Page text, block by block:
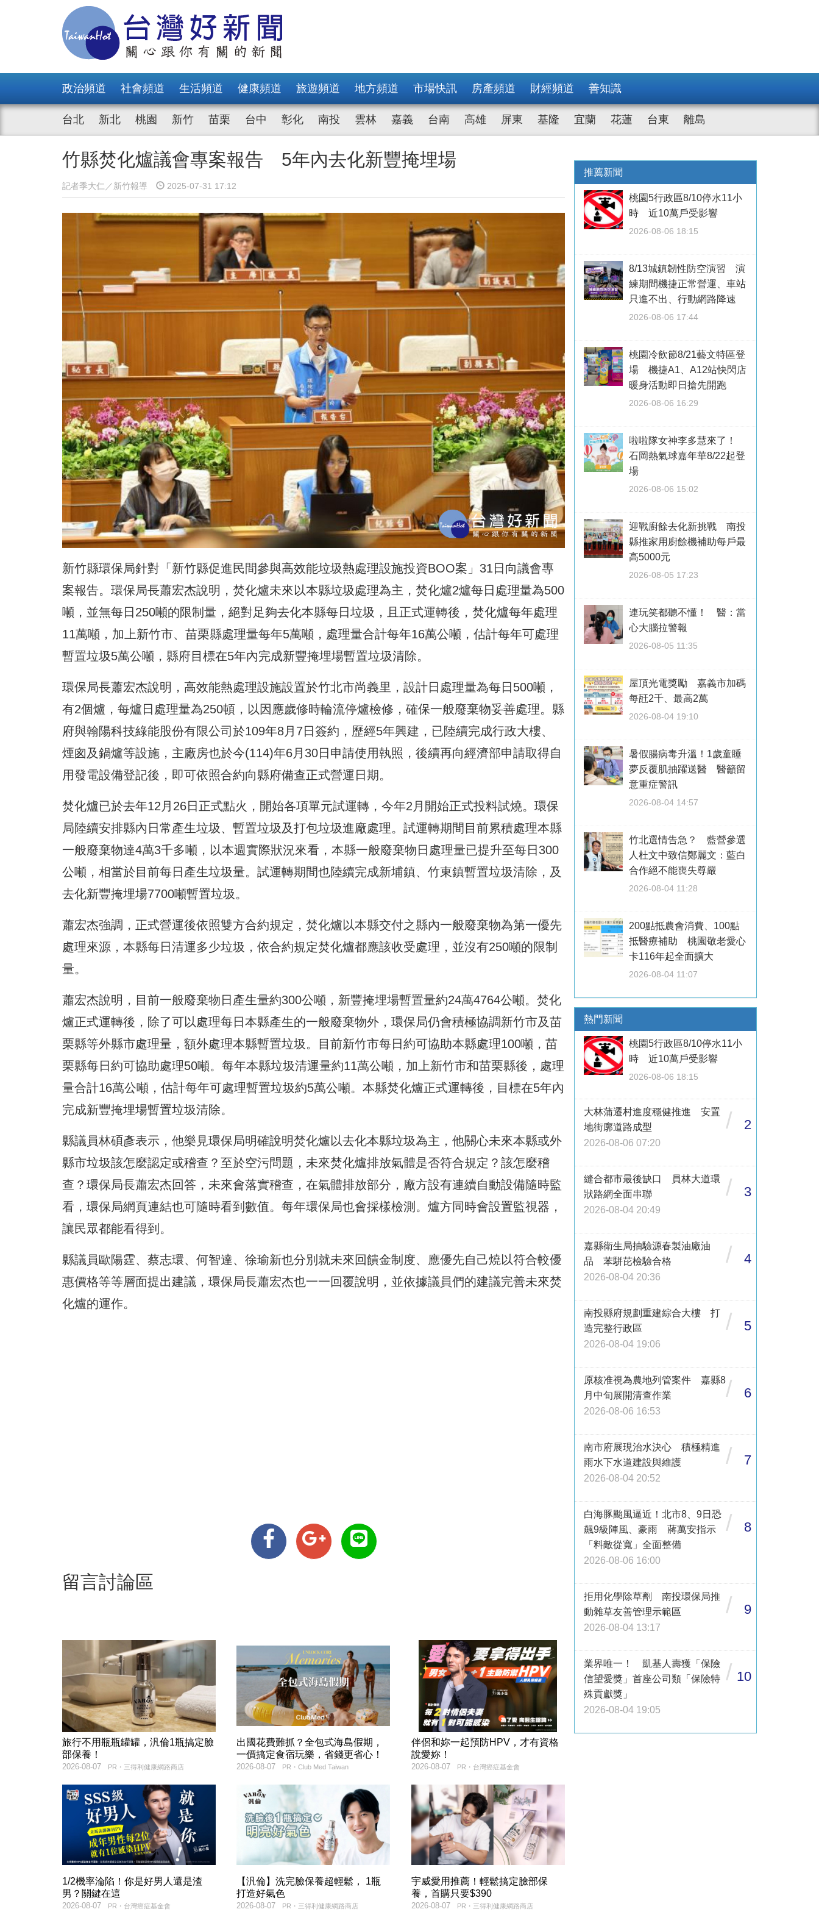
政治頻道 社會頻道 生活頻道 健康頻道 旅遊頻道 地方頻道 市場快訊 房產頻道 財經頻道 善知識
台北 新北 桃園 新竹 苗栗 台中 彰化 南投 雲林 嘉義 台南 高雄 屏東 基隆 宜蘭 花蓮 台東 離島
竹縣焚化爐議會專案報告 5年內去化新豐掩埋場
記者季大仁／新竹報導 2025-07-31 17:12
新竹縣環保局針對「新竹縣促進民間參與高效能垃圾熱處理設施投資BOO案」31日向議會專
案報告。環保局長蕭宏杰說明，焚化爐未來以本縣垃圾處理為主，焚化爐2爐每日處理量為500
噸，並無每日250噸的限制量，絕對足夠去化本縣每日垃圾，且正式運轉後，焚化爐每年處理
11萬噸，加上新竹市、苗栗縣處理量每年5萬噸，處理量合計每年16萬公噸，估計每年可處理
暫置垃圾5萬公噸，縣府目標在5年內完成新豐掩埋場暫置垃圾清除。
環保局長蕭宏杰說明，高效能熱處理設施設置於竹北市尚義里，設計日處理量為每日500噸，
有2個爐，每爐日處理量為250頓，以因應歲修時輪流停爐檢修，確保一般廢棄物妥善處理。縣
府與翰陽科技綠能股份有限公司於109年8月7日簽約，歷經5年興建，已陸續完成行政大樓、
煙囪及鍋爐等設施，主廠房也於今(114)年6月30日申請使用執照，後續再向經濟部申請取得自
用發電設備登記後，即可依照合約向縣府備查正式營運日期。
焚化爐已於去年12月26日正式點火，開始各項單元試運轉，今年2月開始正式投料試燒。環保
局陸續安排縣內日常產生垃圾、暫置垃圾及打包垃圾進廠處理。試運轉期間目前累積處理本縣
一般廢棄物達4萬3千多噸，以本週實際狀況來看，本縣一般廢棄物日處理量已提升至每日300
公噸，相當於目前每日產生垃圾量。試運轉期間也陸續完成新埔鎮、竹東鎮暫置垃圾清除，及
去化新豐掩埋場7700噸暫置垃圾。
蕭宏杰強調，正式營運後依照雙方合約規定，焚化爐以本縣交付之縣內一般廢棄物為第一優先
處理來源，本縣每日清運多少垃圾，依合約規定焚化爐都應該收受處理，並沒有250噸的限制
量。
蕭宏杰說明，目前一般廢棄物日產生量約300公噸，新豐掩埋場暫置量約24萬4764公噸。焚化
爐正式運轉後，除了可以處理每日本縣產生的一般廢棄物外，環保局仍會積極協調新竹市及苗
栗縣等外縣市處理量，額外處理本縣暫置垃圾。目前新竹市每日約可協助本縣處理100噸，苗
栗縣每日約可協助處理50噸。每年本縣垃圾清運量約11萬公噸，加上新竹市和苗栗縣後，處理
量合計16萬公噸，估計每年可處理暫置垃圾約5萬公噸。本縣焚化爐正式運轉後，目標在5年內
完成新豐掩埋場暫置垃圾清除。
縣議員林碩彥表示，他樂見環保局明確說明焚化爐以去化本縣垃圾為主，他關心未來本縣或外
縣市垃圾該怎麼認定或稽查？至於空污問題，未來焚化爐排放氣體是否符合規定？該怎麼稽
查？環保局長蕭宏杰回答，未來會落實稽查，在氣體排放部分，廠方設有連續自動設備隨時監
看，環保局網頁連結也可隨時看到數值。每年環保局也會採樣檢測。爐方同時會設置監視器，
讓民眾都能看得到。
縣議員歐陽霆、蔡志環、何智達、徐瑜新也分別就未來回饋金制度、應優先自己燒以符合較優
惠價格等等層面提出建議，環保局長蕭宏杰也一一回覆說明，並依據議員們的建議完善未來焚
化爐的運作。
留言討論區
旅行不用瓶瓶罐罐，汎倫1瓶搞定臉
部保養！
PR・三得利健康網路商店
2026-08-07
出國花費難抓？全包式海島假期，
一價搞定食宿玩樂，省錢更省心！
PR・Club Med Taiwan
2026-08-07
伴侶和妳一起預防HPV，才有資格
說愛妳！
PR・台灣癌症基金會
2026-08-07
1/2機率淪陷！你是好男人還是渣
男？關鍵在這
PR・台灣癌症基金會
2026-08-07
【汎倫】洗完臉保養超輕鬆， 1瓶
打造好氣色
PR・三得利健康網路商店
2026-08-07
宇威愛用推薦！輕鬆搞定臉部保
養，首購只要$390
PR・三得利健康網路商店
2026-08-07
推薦新聞
桃園5行政區8/10停水11小
時 近10萬戶受影響
2026-08-06 18:15
8/13城鎮韌性防空演習 演
練期間機捷正常營運、車站
只進不出、行動網路降速
2026-08-06 17:44
桃園冷飲節8/21藝文特區登
場 機捷A1、A12站快閃店
暖身活動即日搶先開跑
2026-08-06 16:29
啦啦隊女神李多慧來了！
石岡熱氣球嘉年華8/22起登
場
2026-08-06 15:02
迎戰廚餘去化新挑戰 南投
縣推家用廚餘機補助每戶最
高5000元
2026-08-05 17:23
連玩笑都聽不懂！ 醫：當
心大腦拉警報
2026-08-05 11:35
屋頂光電獎勵 嘉義市加碼
每瓩2千、最高2萬
2026-08-04 19:10
暑假腸病毒升溫！1歲童睡
夢反覆肌抽躍送醫 醫籲留
意重症警訊
2026-08-04 14:57
竹北選情告急？ 藍營參選
人杜文中致信鄭麗文：藍白
合作絕不能喪失尊嚴
2026-08-04 11:28
200點抵農會消費、100點
抵醫療補助 桃園敬老愛心
卡116年起全面擴大
2026-08-04 11:07
熱門新聞
桃園5行政區8/10停水11小
時 近10萬戶受影響
2026-08-06 18:15
大林蒲遷村進度穩健推進 安置
地街廓道路成型
2026-08-06 07:20
/ 2
縫合都市最後缺口 員林大道環
狀路網全面串聯
2026-08-04 20:49
/ 3
嘉縣衛生局抽驗源春製油廠油
品 苯駢芘檢驗合格
2026-08-04 20:36
/ 4
南投縣府規劃重建綜合大樓 打
造完整行政區
2026-08-04 19:06
/ 5
原核准視為農地列管案件 嘉縣8
月中旬展開清查作業
2026-08-06 16:53
/ 6
南市府展現治水決心 積極精進
雨水下水道建設與維護
2026-08-04 20:52
/ 7
白海豚颱風逼近！北市8、9日恐
飆9級陣風、豪雨 蔣萬安指示
「料敵從寬」全面整備
2026-08-06 16:00
/ 8
拒用化學除草劑 南投環保局推
動雜草友善管理示範區
2026-08-04 13:17
/ 9
業界唯一！ 凱基人壽獲「保險
信望愛獎」首座公司類「保險特
殊貢獻獎」
2026-08-04 19:05
/ 10